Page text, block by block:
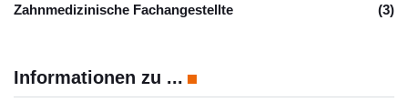
Zahnmedizinische Fachangestellte (3)
Informationen zu ...